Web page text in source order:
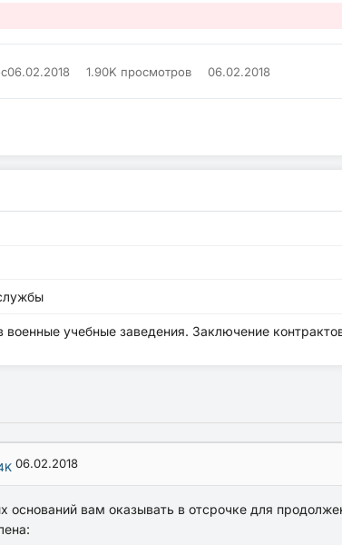
06.02.2018 1.90K просмотров 06.02.2018
военные учебные заведения. Заключение
06.02.2018
оснований вам оказывать в отсрочке для